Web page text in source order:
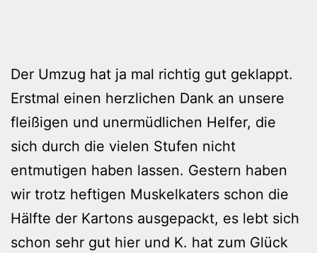
Der Umzug hat ja mal richtig gut geklappt.
Erstmal einen herzlichen Dank an unsere
fleißigen und unermüdlichen Helfer, die
sich durch die vielen Stufen nicht
entmutigen haben lassen. Gestern haben
wir trotz heftigen Muskelkaters schon die
Hälfte der Kartons ausgepackt, es lebt sich
schon sehr gut hier und K. hat zum Glück